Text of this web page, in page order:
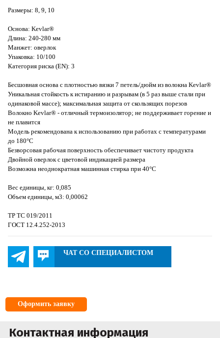
Размеры: 8, 9, 10
Основа: Kevlar®
Длина: 240-280 мм
Манжет: оверлок
Упаковка: 10/100
Категория риска (EN): 3
Бесшовная основа с плотностью вязки 7 петель/дюйм из волокна Kevlar®
Уникальная стойкость к истиранию и разрывам (в 5 раз выше стали при
одинаковой массе); максимальная защита от скользящих порезов
Волокно Kevlar® - отличный термоизолятор; не поддерживает горение и
не плавится
Модель рекомендована к использованию при работах с температурами
до 180°С
Безворсовая рабочая поверхность обеспечивает чистоту продукта
Двойной оверлок с цветовой индикацией размера
Возможна неоднократная машинная стирка при 40°С
Вес единицы, кг: 0,085
Объем единицы, м3: 0,00062
ТР ТС 019/2011
ГОСТ 12.4.252-2013
ЧАТ СО СПЕЦИАЛИСТОМ
Оформить заявку
Контактная информация